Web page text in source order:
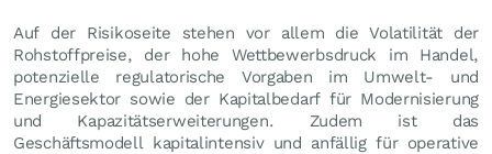
Auf der Risikoseite stehen vor allem die Volatilität der
Rohstoffpreise, der hohe Wettbewerbsdruck im Handel,
potenzielle regulatorische Vorgaben im Umwelt- und
Energiesektor sowie der Kapitalbedarf für Modernisierung
und Kapazitätserweiterungen. Zudem ist das
Geschäftsmodell kapitalintensiv und anfällig für operative